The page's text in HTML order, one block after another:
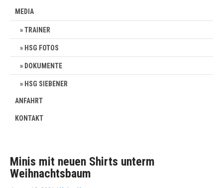
MEDIA
TRAINER
HSG FOTOS
DOKUMENTE
HSG SIEBENER
ANFAHRT
KONTAKT
Minis mit neuen Shirts unterm
Weihnachtsbaum